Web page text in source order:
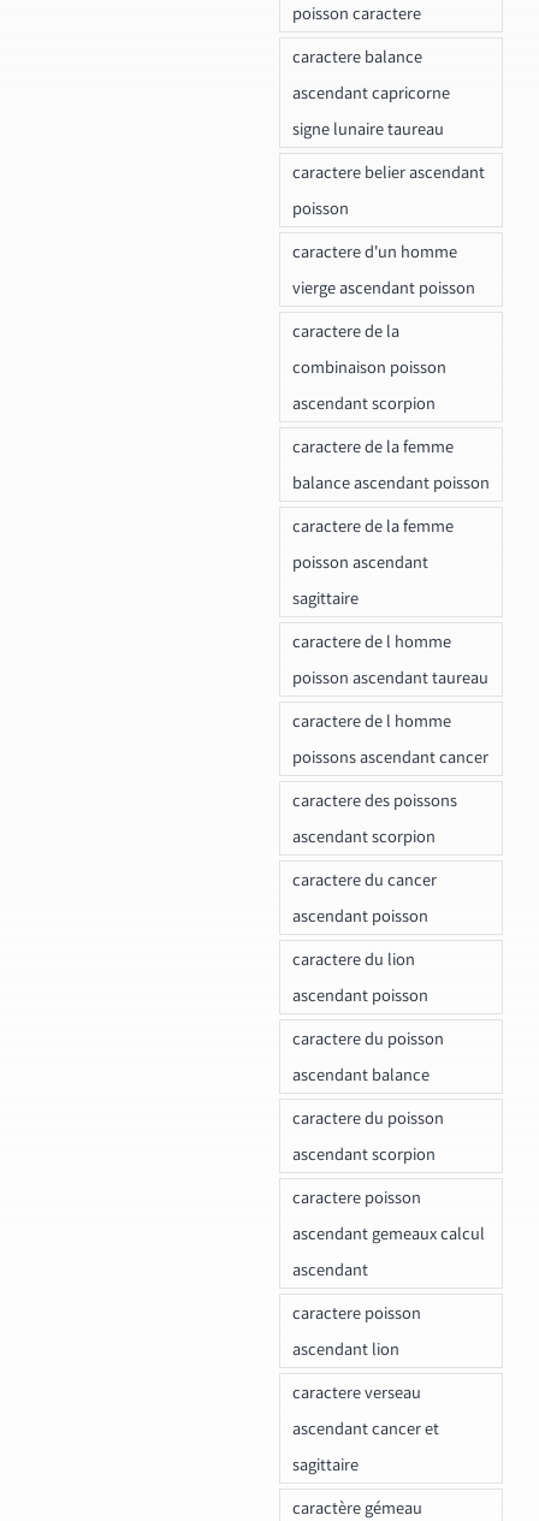
poisson caractere
caractere balance
ascendant capricorne
signe lunaire taureau
caractere belier ascendant
poisson
caractere d'un homme
vierge ascendant poisson
caractere de la
combinaison poisson
ascendant scorpion
caractere de la femme
balance ascendant poisson
caractere de la femme
poisson ascendant
sagittaire
caractere de l homme
poisson ascendant taureau
caractere de l homme
poissons ascendant cancer
caractere des poissons
ascendant scorpion
caractere du cancer
ascendant poisson
caractere du lion
ascendant poisson
caractere du poisson
ascendant balance
caractere du poisson
ascendant scorpion
caractere poisson
ascendant gemeaux calcul
ascendant
caractere poisson
ascendant lion
caractere verseau
ascendant cancer et
sagittaire
caractère gémeau